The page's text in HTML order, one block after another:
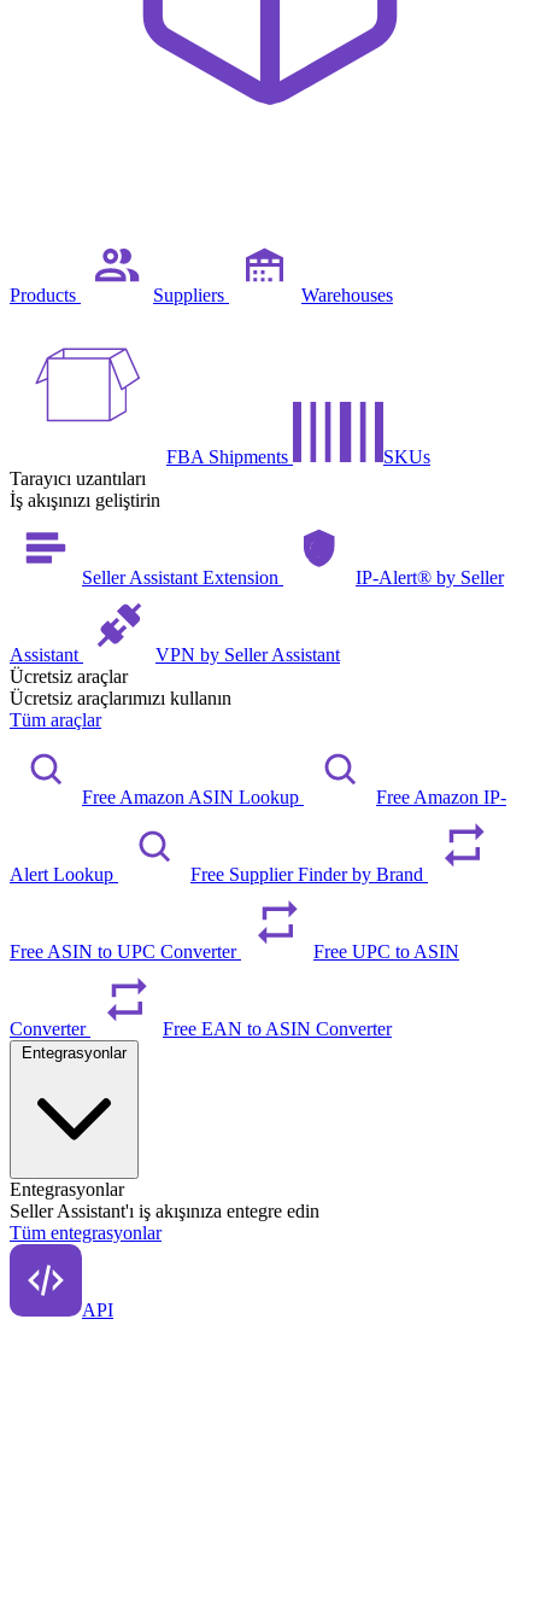
Products Suppliers Warehouses
FBA Shipments
SKUs
Tarayıcı uzantıları
İş akışınızı geliştirin
Seller Assistant Extension IP-Alert® by Seller
Assistant
VPN by Seller Assistant
Ücretsiz araçlar
Ücretsiz araçlarımızı kullanın
Tüm araçlar
Free Amazon ASIN Lookup Free Amazon IP-
Alert Lookup Free Supplier Finder by Brand
Free ASIN to UPC Converter Free UPC to ASIN
Converter Free EAN to ASIN Converter
Entegrasyonlar
Entegrasyonlar
Seller Assistant'ı iş akışınıza entegre edin
Tüm entegrasyonlar
API